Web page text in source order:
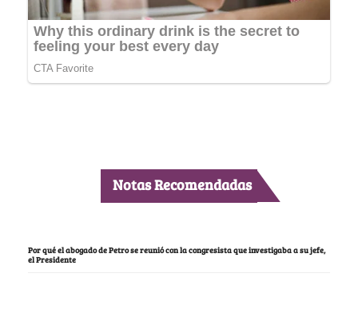
Notas Recomendadas
Por qué el abogado de Petro se reunió con la congresista que investigaba a su jefe,
el Presidente